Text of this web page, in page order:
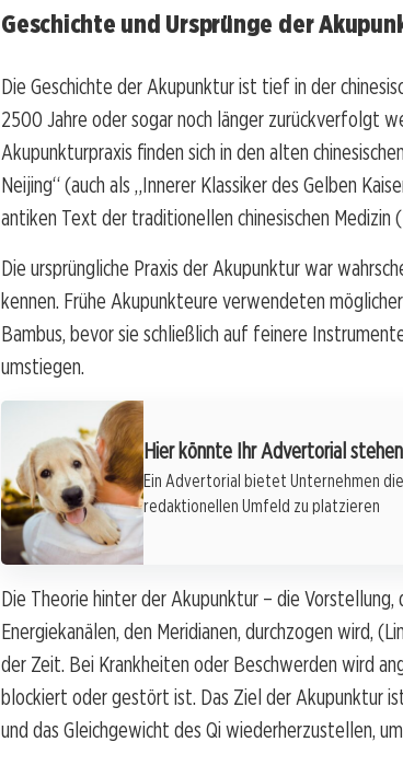
Geschichte und Ursprünge der
Die Geschichte der Akupunktur ist tief in der
2500 Jahre oder sogar noch länger zurückverfolgt
Akupunkturpraxis finden sich in den alten
Neijing“ (auch als „Innerer Klassiker des Gelben
antiken Text der traditionellen chinesischen Medizin
Die ursprüngliche Praxis der Akupunktur war
kennen. Frühe Akupunkteure verwendeten
Bambus, bevor sie schließlich auf feinere
umstiegen.
Hier könnte Ihr Advertorial stehen
Ein Advertorial bietet Unternehmen
redaktionellen Umfeld zu platzieren
Die Theorie hinter der Akupunktur – die
Energiekanälen, den Meridianen, durchzogen wird,
der Zeit. Bei Krankheiten oder Beschwerden wird
blockiert oder gestört ist. Das Ziel der Akupunktur
und das Gleichgewicht des Qi wiederherzustellen,